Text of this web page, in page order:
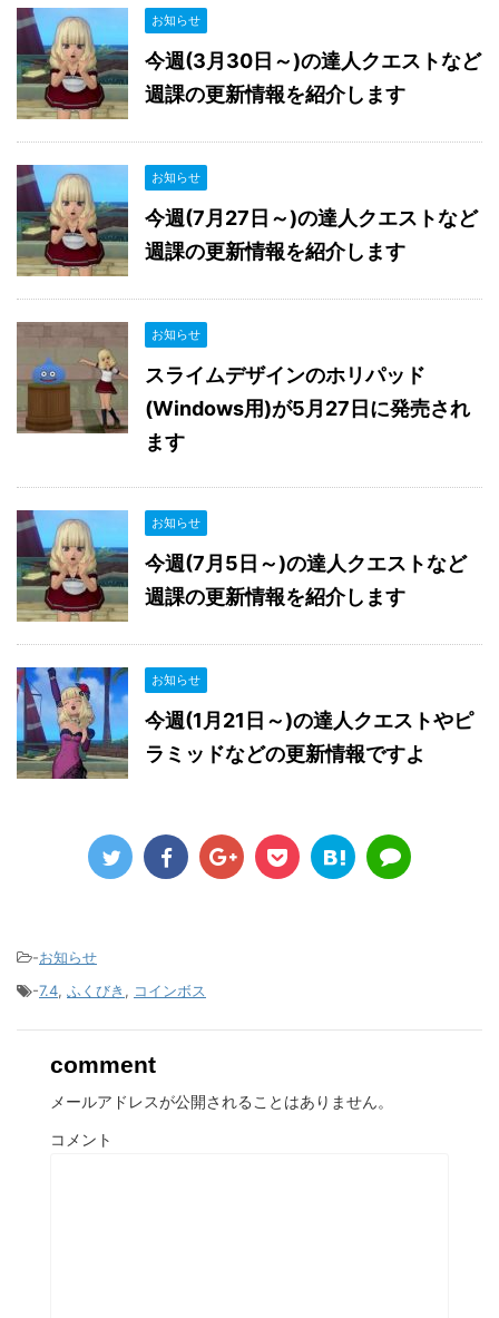
お知らせ
今週(3月30日～)の達人クエストなど
週課の更新情報を紹介します
お知らせ
今週(7月27日～)の達人クエストなど
週課の更新情報を紹介します
お知らせ
スライムデザインのホリパッド
(Windows用)が5月27日に発売され
ます
お知らせ
今週(7月5日～)の達人クエストなど
週課の更新情報を紹介します
お知らせ
今週(1月21日～)の達人クエストやピ
ラミッドなどの更新情報ですよ
-お知らせ
-7.4, ふくびき , コインボス
comment
メールアドレスが公開されることはありません。
コメント